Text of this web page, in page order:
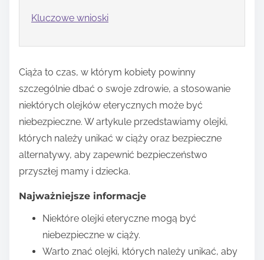
Kluczowe wnioski
Ciąża to czas, w którym kobiety powinny
szczególnie dbać o swoje zdrowie, a stosowanie
niektórych olejków eterycznych może być
niebezpieczne. W artykule przedstawiamy olejki,
których należy unikać w ciąży oraz bezpieczne
alternatywy, aby zapewnić bezpieczeństwo
przyszłej mamy i dziecka.
Najważniejsze informacje
Niektóre olejki eteryczne mogą być
niebezpieczne w ciąży.
Warto znać olejki, których należy unikać, aby